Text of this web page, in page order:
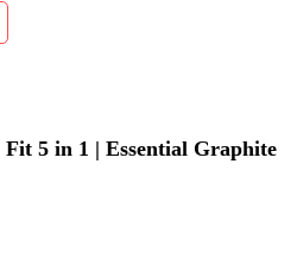
5 in 1 | Essential Graphite